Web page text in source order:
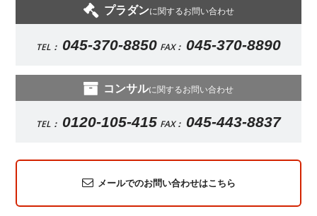
プラダンに関するお問い合わせ
TEL： 045-370-8850 FAX： 045-370-8890
コンサルに関するお問い合わせ
TEL： 0120-105-415 FAX： 045-443-8837
メールでのお問い合わせはこちら